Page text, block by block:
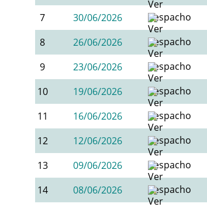
7
30/06/2026
8
26/06/2026
9
23/06/2026
10
19/06/2026
11
16/06/2026
12
12/06/2026
13
09/06/2026
14
08/06/2026